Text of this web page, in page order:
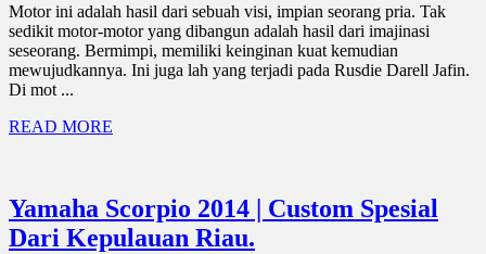
Motor ini adalah hasil dari sebuah visi, impian seorang pria. Tak
sedikit motor-motor yang dibangun adalah hasil dari imajinasi
seseorang. Bermimpi, memiliki keinginan kuat kemudian
mewujudkannya. Ini juga lah yang terjadi pada Rusdie Darell Jafin.
Di mot ...
READ MORE
Yamaha Scorpio 2014 | Custom Spesial
Dari Kepulauan Riau.